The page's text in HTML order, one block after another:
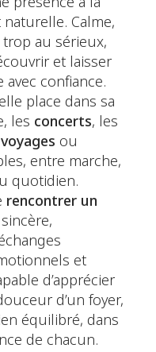
naturelle. Calme,
au sérieux,
et laisser
confiance.
place dans sa
les concerts, les
voyages ou
entre marche,
quotidien.
rencontrer un
et
d’apprécier
d’un foyer,
équilibré, dans
de chacun.